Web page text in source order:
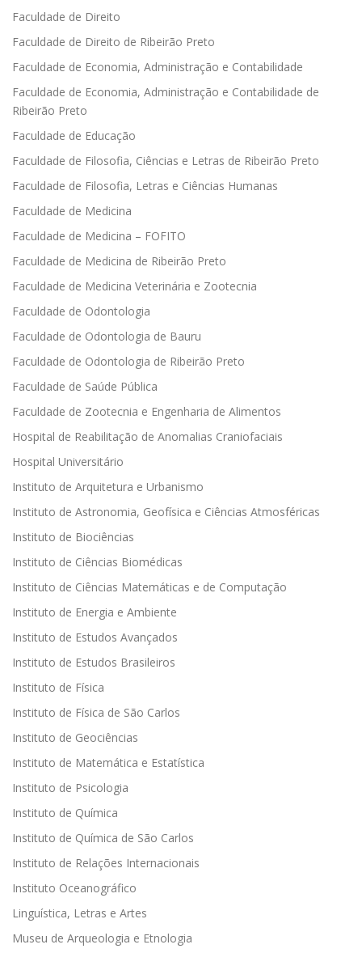
Faculdade de Direito
Faculdade de Direito de Ribeirão Preto
Faculdade de Economia, Administração e Contabilidade
Faculdade de Economia, Administração e Contabilidade de
Ribeirão Preto
Faculdade de Educação
Faculdade de Filosofia, Ciências e Letras de Ribeirão Preto
Faculdade de Filosofia, Letras e Ciências Humanas
Faculdade de Medicina
Faculdade de Medicina – FOFITO
Faculdade de Medicina de Ribeirão Preto
Faculdade de Medicina Veterinária e Zootecnia
Faculdade de Odontologia
Faculdade de Odontologia de Bauru
Faculdade de Odontologia de Ribeirão Preto
Faculdade de Saúde Pública
Faculdade de Zootecnia e Engenharia de Alimentos
Hospital de Reabilitação de Anomalias Craniofaciais
Hospital Universitário
Instituto de Arquitetura e Urbanismo
Instituto de Astronomia, Geofísica e Ciências Atmosféricas
Instituto de Biociências
Instituto de Ciências Biomédicas
Instituto de Ciências Matemáticas e de Computação
Instituto de Energia e Ambiente
Instituto de Estudos Avançados
Instituto de Estudos Brasileiros
Instituto de Física
Instituto de Física de São Carlos
Instituto de Geociências
Instituto de Matemática e Estatística
Instituto de Psicologia
Instituto de Química
Instituto de Química de São Carlos
Instituto de Relações Internacionais
Instituto Oceanográfico
Linguística, Letras e Artes
Museu de Arqueologia e Etnologia